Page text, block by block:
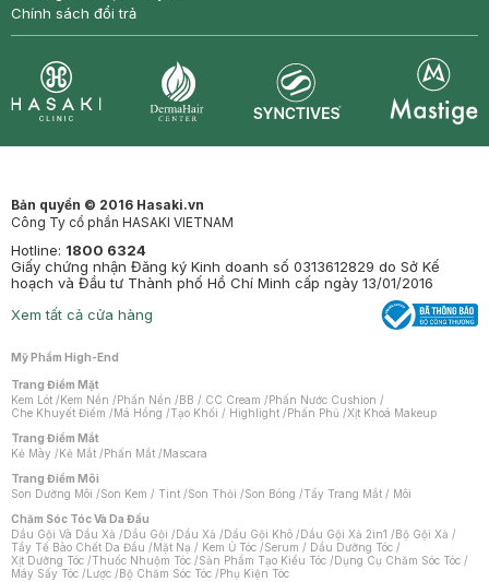
Chính sách đổi trả
Bản quyền © 2016 Hasaki.vn
Công Ty cổ phần HASAKI VIETNAM
Hotline: 1800 6324
Giấy chứng nhận Đăng ký Kinh doanh số 0313612829 do Sở Kế
hoạch và Đầu tư Thành phố Hồ Chí Minh cấp ngày 13/01/2016
Xem tất cả cửa hàng
Mỹ Phẩm High-End
Trang Điểm Mặt
Kem Lót /Kem Nền /Phấn Nền /BB / CC Cream /Phấn Nước Cushion /
Che Khuyết Điểm /Má Hồng /Tạo Khối / Highlight /Phấn Phủ /Xịt Khoá Makeup
Trang Điểm Mắt
Kẻ Mày /Kẻ Mắt /Phấn Mắt /Mascara
Trang Điểm Môi
Son Dưỡng Môi /Son Kem / Tint /Son Thỏi /Son Bóng /Tẩy Trang Mắt / Môi
Chăm Sóc Tóc Và Da Đầu
Dầu Gội Và Dầu Xả /Dầu Gội /Dầu Xả /Dầu Gội Khô /Dầu Gội Xả 2in1 /Bộ Gội Xả /
Tẩy Tế Bào Chết Da Đầu /Mặt Nạ / Kem Ủ Tóc /Serum / Dầu Dưỡng Tóc /
Xịt Dưỡng Tóc /Thuốc Nhuộm Tóc /Sản Phẩm Tạo Kiểu Tóc /Dụng Cụ Chăm Sóc Tóc /
Máy Sấy Tóc /Lược /Bộ Chăm Sóc Tóc /Phụ Kiện Tóc